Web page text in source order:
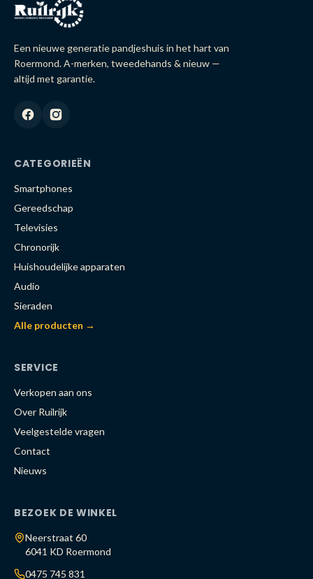
Een nieuwe generatie pandjeshuis in het hart van
Roermond. A-merken, tweedehands & nieuw —
altijd met garantie.
CATEGORIEËN
Smartphones
Gereedschap
Televisies
Chronorijk
Huishoudelijke apparaten
Audio
Sieraden
Alle producten →
SERVICE
Verkopen aan ons
Over Ruilrijk
Veelgestelde vragen
Contact
Nieuws
BEZOEK DE WINKEL
Neerstraat 60
6041 KD Roermond
0475 745 831